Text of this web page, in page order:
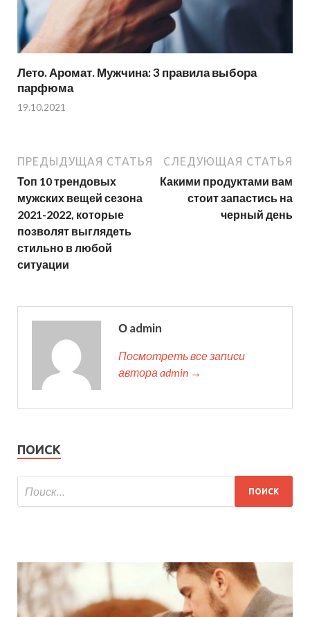
Лето. Аромат. Мужчина: 3 правила выбора
парфюма
19.10.2021
ПРЕДЫДУЩАЯ СТАТЬЯ
Топ 10 трендовых
мужских вещей сезона
2021-2022, которые
позволят выглядеть
стильно в любой
ситуации
СЛЕДУЮЩАЯ СТАТЬЯ
Какими продуктами вам
стоит запастись на
черный день
О admin
Посмотреть все записи
автора admin →
ПОИСК